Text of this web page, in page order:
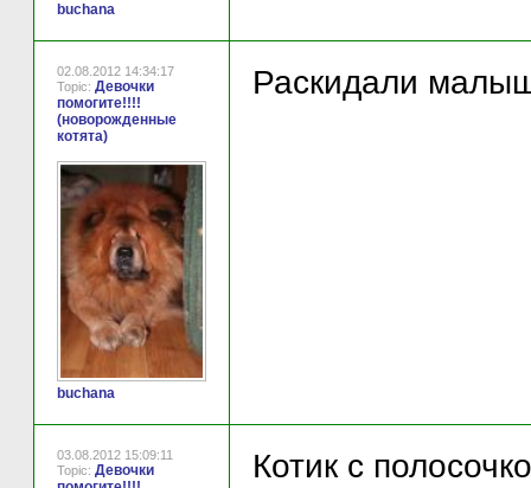
buchana
02.08.2012 14:34:17
Topic: Девочки
помогите!!!!
(новорожденные
котята)
buchana
Раскидали
03.08.2012 15:09:11
Topic: Девочки
Котик с